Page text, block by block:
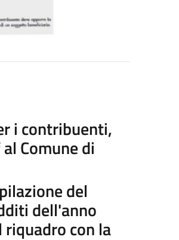
i contribuenti,
Comune di
del
dell'anno
con la